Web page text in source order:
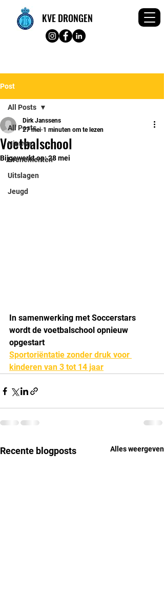
KVE DRONGEN
Post
All Posts
Nieuws
Evenementen
Uitslagen
Jeugd
All Posts
Voetbalschool
Dirk Janssens
27 mei 1 minuten om te lezen
Bijgewerkt op:28 mei
In samenwerking met Soccerstars
wordt de voetbalschool opnieuw
opgestart
Sportoriëntatie zonder druk voor
kinderen van 3 tot 14 jaar
Recente blogposts Alles weergeven